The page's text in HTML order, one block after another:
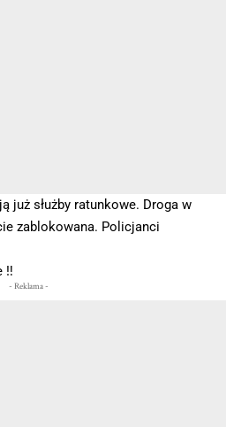
już służby ratunkowe. Droga w
zablokowana. Policjanci
‼️
- Reklama -